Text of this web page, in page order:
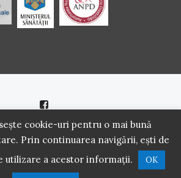
|Politică de confidenţialitate
Scoala Pacientilor - QUINN Media SRL.
cookie-uri pentru o mai bună
Prin continuarea navigării, ești de
utilizare a acestor informații.
OK